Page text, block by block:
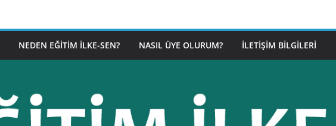
NEDEN EĞITIM İLKE-SEN? NASIL ÜYE OLURUM? İLETIŞIM BILGILERI